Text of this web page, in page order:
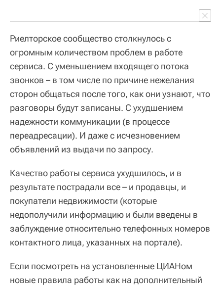
Риелторское сообщество столкнулось с
огромным количеством проблем в работе
сервиса. С уменьшением входящего потока
звонков – в том числе по причине нежелания
сторон общаться после того, как они узнают, что
разговоры будут записаны. С ухудшением
надежности коммуникации (в процессе
переадресации). И даже с исчезновением
объявлений из выдачи по запросу.
Качество работы сервиса ухудшилось, и в
результате пострадали все – и продавцы, и
покупатели недвижимости (которые
недополучили информацию и были введены в
заблуждение относительно телефонных номеров
контактного лица, указанных на портале).
Если посмотреть на установленные ЦИАНом
новые правила работы как на дополнительный